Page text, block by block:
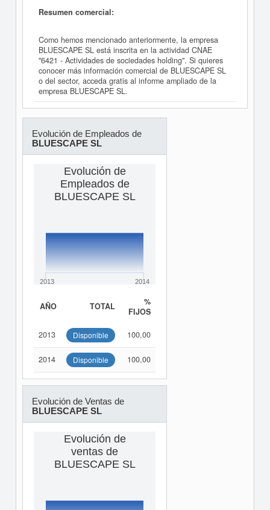
Resumen comercial:
Como hemos mencionado anteriormente, la empresa
BLUESCAPE SL está inscrita en la actividad CNAE
"6421 - Actividades de sociedades holding". Si quieres
conocer más información comercial de BLUESCAPE SL
o del sector, acceda gratis al informe ampliado de la
empresa BLUESCAPE SL.
Evolución de Empleados de
BLUESCAPE SL
Evolución de
Empleados de
BLUESCAPE SL
2013 2014
AÑO TOTAL
%
FIJOS
2013 Disponible 100,00
2014 Disponible 100,00
Evolución de Ventas de
BLUESCAPE SL
Evolución de
ventas de
BLUESCAPE SL